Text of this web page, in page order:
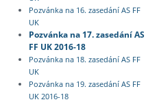
Pozvánka na 16. zasedání AS FF
UK
Pozvánka na 17. zasedání AS
FF UK 2016-18
Pozvánka na 18. zasedání AS FF
UK
Pozvánka na 19. zasedání AS FF
UK 2016-18